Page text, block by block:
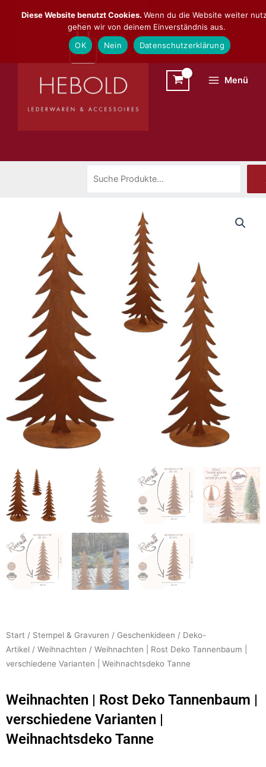
Inhalt
Menü
Start / Stempel & Gravuren / Geschenkideen / Deko-
Artikel / Weihnachten / Weihnachten | Rost Deko Tannenbaum |
verschiedene Varianten | Weihnachtsdeko Tanne
Weihnachten | Rost Deko Tannenbaum |
verschiedene Varianten |
Weihnachtsdeko Tanne
Diese Website benutzt Cookies. Wenn du die Website weiter
gehen wir von deinem Einverständnis aus.
OK
Nein Datenschutzerklärung